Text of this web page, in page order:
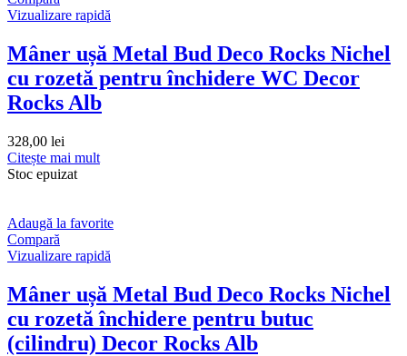
Vizualizare rapidă
Mâner ușă Metal Bud Deco Rocks Nichel
cu rozetă pentru închidere WC Decor
Rocks Alb
328,00 lei
Citește mai mult
Stoc epuizat
Adaugă la favorite
Compară
Vizualizare rapidă
Mâner ușă Metal Bud Deco Rocks Nichel
cu rozetă închidere pentru butuc
(cilindru) Decor Rocks Alb